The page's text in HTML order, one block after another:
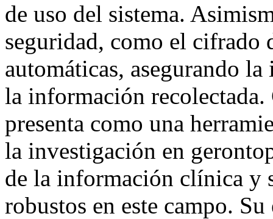
de uso del sistema.
seguridad, como el cifrado
automáticas, asegurando
la información
presenta como una
la investigación en
de la información clínica y
robustos en este campo.